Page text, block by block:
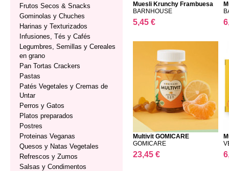
Frutos Secos & Snacks
Gominolas y Chuches
Harinas y Texturizados
Infusiones, Tés y Cafés
Legumbres, Semillas y Cereales
en grano
Pan Tortas Crackers
Pastas
Patés Vegetales y Cremas de
Untar
Perros y Gatos
Platos preparados
Postres
Proteinas Veganas
Quesos y Natas Vegetales
Refrescos y Zumos
Salsas y Condimentos
Muesli Krunchy Frambuesa
BARNHOUSE
5,45 €
Multivit GOMICARE
GOMICARE
23,45 €